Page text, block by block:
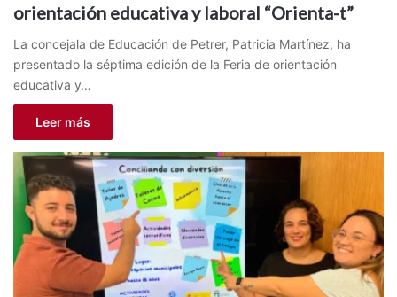
orientación educativa y laboral “Orienta-t”
La concejala de Educación de Petrer, Patricia Martínez, ha
presentado la séptima edición de la Feria de orientación
educativa y…
Leer más